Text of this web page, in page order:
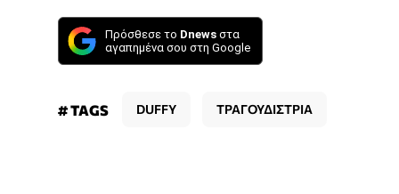
Πρόσθεσε το Dnews στα
αγαπημένα σου στη Google
# TAGS DUFFY ΤΡΑΓΟΥΔΙΣΤΡΙΑ